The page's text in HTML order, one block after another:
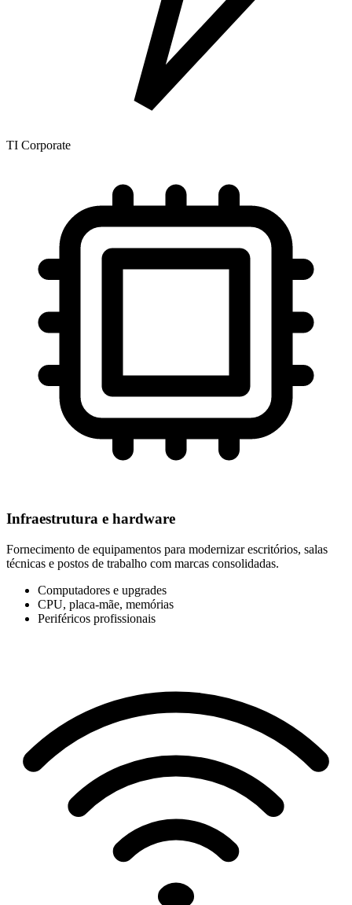
TI Corporate
Infraestrutura e hardware
Fornecimento de equipamentos para modernizar escritórios, salas
técnicas e postos de trabalho com marcas consolidadas.
Computadores e upgrades
CPU, placa-mãe, memórias
Periféricos profissionais